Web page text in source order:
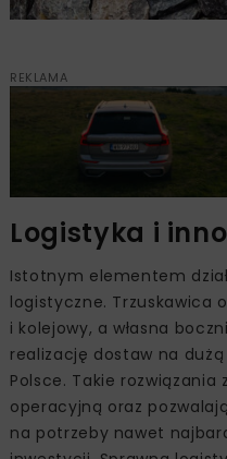
REKLAMA
Logistyka i
Istotnym elementem
logistyczne. Trzuskawica
i kolejowy, a własna
realizację dostaw na
Polsce. Takie rozwiązania
operacyjną oraz
na potrzeby nawet